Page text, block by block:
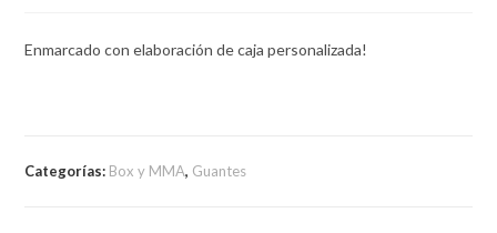
Enmarcado con elaboración de caja personalizada!
Categorías: Box y MMA, Guantes